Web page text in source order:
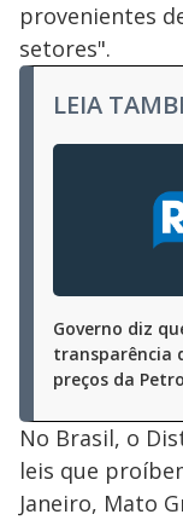
provenientes
setores".
LEIA
Governo diz
transparência
preços da
No Brasil, o
leis que
Janeiro, Mato